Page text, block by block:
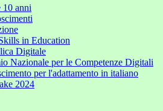
10 anni
in Education
Digitale
Nazionale per le Competenze Digitali
per l'adattamento in italiano
2024